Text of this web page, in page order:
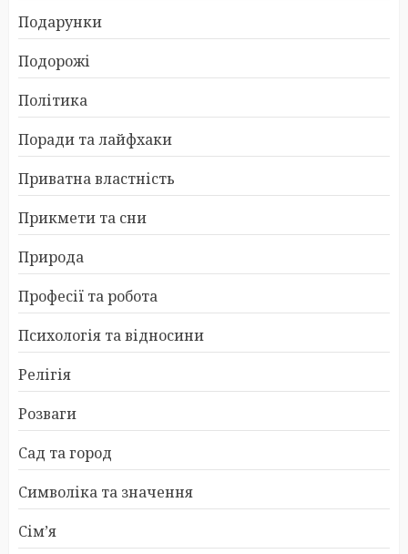
Подарунки
Подорожі
Політика
Поради та лайфхаки
Приватна властність
Прикмети та сни
Природа
Професії та робота
Психологія та відносини
Релігія
Розваги
Сад та город
Символіка та значення
Сім’я